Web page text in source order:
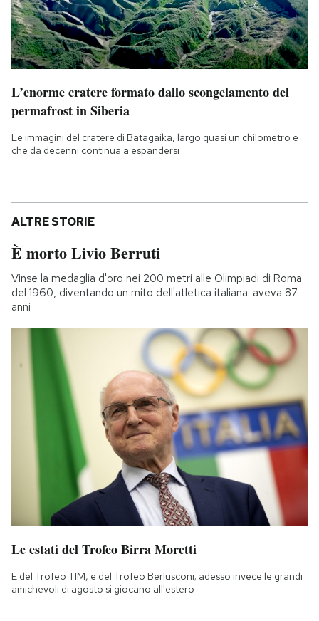
L’enorme cratere formato dallo scongelamento del
permafrost in Siberia
Le immagini del cratere di Batagaika, largo quasi un chilometro e
che da decenni continua a espandersi
ALTRE STORIE
È morto Livio Berruti
Vinse la medaglia d'oro nei 200 metri alle Olimpiadi di Roma
del 1960, diventando un mito dell'atletica italiana: aveva 87
anni
Le estati del Trofeo Birra Moretti
E del Trofeo TIM, e del Trofeo Berlusconi; adesso invece le grandi
amichevoli di agosto si giocano all'estero